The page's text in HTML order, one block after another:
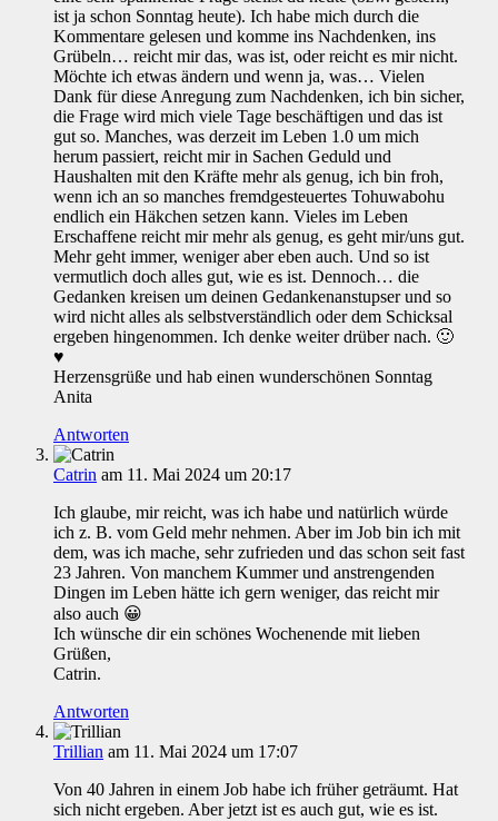
ist ja schon Sonntag heute). Ich habe mich durch die
Kommentare gelesen und komme ins Nachdenken, ins
Grübeln… reicht mir das, was ist, oder reicht es mir nicht.
Möchte ich etwas ändern und wenn ja, was… Vielen
Dank für diese Anregung zum Nachdenken, ich bin sicher,
die Frage wird mich viele Tage beschäftigen und das ist
gut so. Manches, was derzeit im Leben 1.0 um mich
herum passiert, reicht mir in Sachen Geduld und
Haushalten mit den Kräfte mehr als genug, ich bin froh,
wenn ich an so manches fremdgesteuertes Tohuwabohu
endlich ein Häkchen setzen kann. Vieles im Leben
Erschaffene reicht mir mehr als genug, es geht mir/uns gut.
Mehr geht immer, weniger aber eben auch. Und so ist
vermutlich doch alles gut, wie es ist. Dennoch… die
Gedanken kreisen um deinen Gedankenanstupser und so
wird nicht alles als selbstverständlich oder dem Schicksal
ergeben hingenommen. Ich denke weiter drüber nach. 🙂
♥
Herzensgrüße und hab einen wunderschönen Sonntag
Anita
Antworten
Catrin am 11. Mai 2024 um 20:17
Ich glaube, mir reicht, was ich habe und natürlich würde
ich z. B. vom Geld mehr nehmen. Aber im Job bin ich mit
dem, was ich mache, sehr zufrieden und das schon seit fast
23 Jahren. Von manchem Kummer und anstrengenden
Dingen im Leben hätte ich gern weniger, das reicht mir
also auch 😀
Ich wünsche dir ein schönes Wochenende mit lieben
Grüßen,
Catrin.
Antworten
Trillian am 11. Mai 2024 um 17:07
Von 40 Jahren in einem Job habe ich früher geträumt. Hat
sich nicht ergeben. Aber jetzt ist es auch gut, wie es ist.